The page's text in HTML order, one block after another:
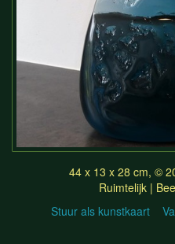
44 x 13 x 28 cm, ©
Ruimtelijk |
Stuur als kunstkaart